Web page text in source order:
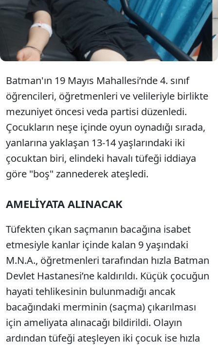
çocuğun havalı tüfekle ateş açması sonucu
bacağından yaralandı. Polis kaçan şüphelilerin
peşine düştü.
Batman'ın 19 Mayıs Mahallesi’nde 4. sınıf
öğrencileri, öğretmenleri ve velileriyle birlikte
mezuniyet öncesi veda partisi düzenledi.
Çocukların neşe içinde oyun oynadığı sırada,
yanlarına yaklaşan 13-14 yaşlarındaki iki
çocuktan biri, elindeki havalı tüfeği iddiaya
göre "boş" zannederek ateşledi.
AMELİYATA ALINACAK
Tüfekten çıkan saçmanın bacağına isabet
etmesiyle kanlar içinde kalan 9 yaşındaki
M.N.A., öğretmenleri tarafından hızla Batman
Devlet Hastanesi’ne kaldırıldı. Küçük çocuğun
hayati tehlikesinin bulunmadığı ancak
bacağındaki merminin (saçma) çıkarılması
için ameliyata alınacağı bildirildi. Olayın
ardından tüfeği ateşleyen iki çocuk ise hızla